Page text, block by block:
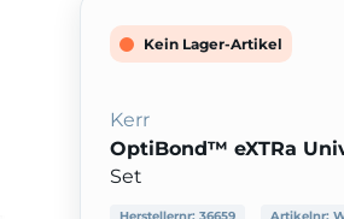
Kein Lager-Artikel
Kerr
OptiBond™ eXTRa
Set